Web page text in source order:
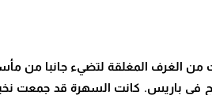
من الغرف المغلقة لتضيء جانبا من
في باريس. كانت السهرة قد جمعت